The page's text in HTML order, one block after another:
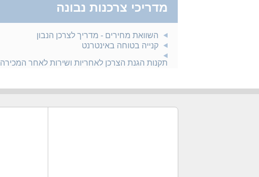
מדריכי צרכנות נבונה
השוואת מחירים - מדריך לצרכן הנבון
קנייה בטוחה באינטרנט
תקנות הגנת הצרכן לאחריות ושירות לאחר המכירה